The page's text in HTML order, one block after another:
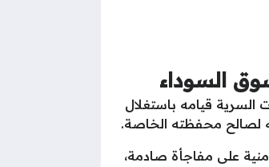
السوداء
السرية قيامه باستغلال
لصالح محفظته الخاصة.
على مفاجأة صادمة،